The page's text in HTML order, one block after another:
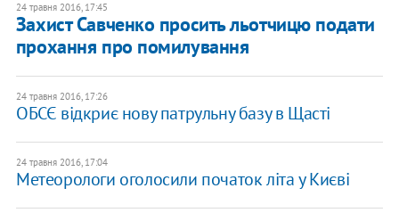
24 травня 2016, 17:45
Захист Савченко просить льотчицю подати
прохання про помилування
24 травня 2016, 17:26
ОБСЄ відкриє нову патрульну базу в Щасті
24 травня 2016, 17:04
Метеорологи оголосили початок літа у Києві